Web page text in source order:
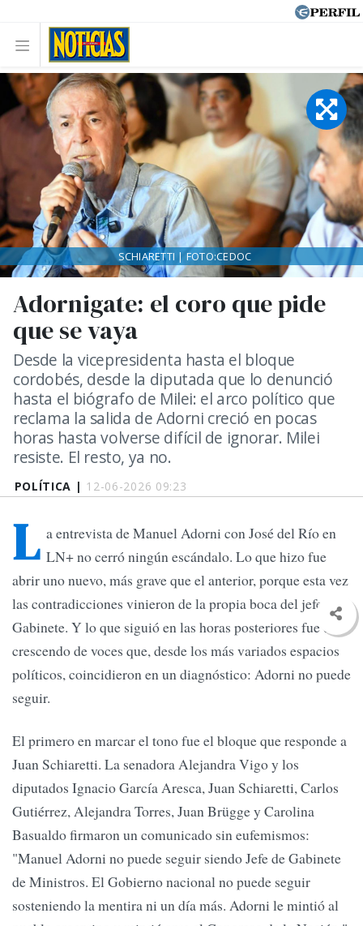
POLÍTICA | 12-06-2026 09:23
Adornigate: el coro que pide
que se vaya
Desde la vicepresidenta hasta el bloque
cordobés, desde la diputada que lo denunció
hasta el biógrafo de Milei: el arco político que
reclama la salida de Adorni creció en pocas
horas hasta volverse difícil de ignorar. Milei
resiste. El resto, ya no.
SCHIARETTI | FOTO:CEDOC
L a entrevista de Manuel Adorni con José del Río en
LN+ no cerró ningún escándalo. Lo que hizo fue
abrir uno nuevo, más grave que el anterior, porque esta vez
las contradicciones vinieron de la propia boca del jefe de
Gabinete. Y lo que siguió en las horas posteriores fue un
crescendo de voces que, desde los más variados espacios
políticos, coincidieron en un diagnóstico: Adorni no puede
seguir.
El primero en marcar el tono fue el bloque que responde a
Juan Schiaretti. La senadora Alejandra Vigo y los
diputados Ignacio García Aresca, Juan Schiaretti, Carlos
Gutiérrez, Alejandra Torres, Juan Brügge y Carolina
Basualdo firmaron un comunicado sin eufemismos:
"Manuel Adorni no puede seguir siendo Jefe de Gabinete
de Ministros. El Gobierno nacional no puede seguir
sosteniendo la mentira ni un día más. Adorni le mintió al